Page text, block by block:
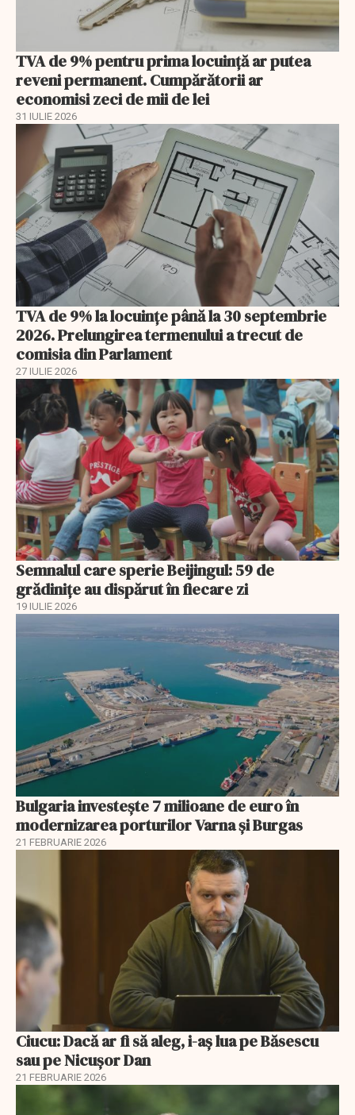
TVA de 9% pentru prima locuință ar putea
reveni permanent. Cumpărătorii ar
economisi zeci de mii de lei
31 IULIE 2026
TVA de 9% la locuințe până la 30 septembrie
2026. Prelungirea termenului a trecut de
comisia din Parlament
27 IULIE 2026
Semnalul care sperie Beijingul: 59 de
grădinițe au dispărut în fiecare zi
19 IULIE 2026
Bulgaria investește 7 milioane de euro în
modernizarea porturilor Varna și Burgas
21 FEBRUARIE 2026
Ciucu: Dacă ar fi să aleg, i-aș lua pe Băsescu
sau pe Nicușor Dan
21 FEBRUARIE 2026